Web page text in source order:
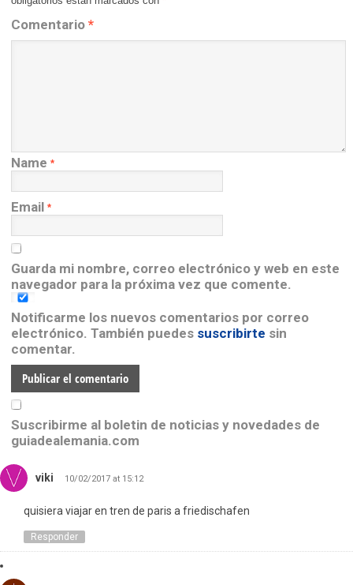
Comentario *
Name *
Email *
Guarda mi nombre, correo electrónico y web en este
navegador para la próxima vez que comente.
Notificarme los nuevos comentarios por correo
electrónico. También puedes suscribirte sin
comentar.
Suscribirme al boletin de noticias y novedades de
guiadealemania.com
viki 10/02/2017 at 15:12
quisiera viajar en tren de paris a friedischafen
Responder